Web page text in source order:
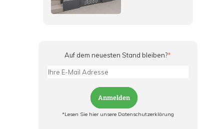
Auf dem neuesten Stand bleiben?*
Anmelden
*Lesen Sie hier unsere Datenschutzerklärung